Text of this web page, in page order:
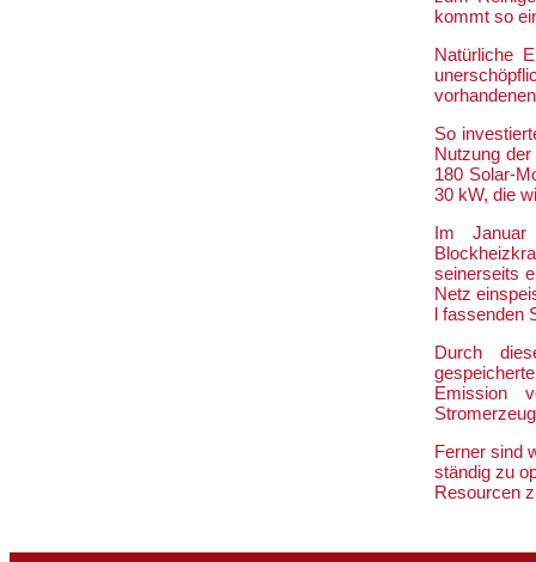
kommt so
Natürliche
So
Nutzung
180 Solar-
30 kW, die
Im Januar
seinerseits
Netz
l fassenden
Durch
Emission
Ferner sind
ständig zu
Resourcen